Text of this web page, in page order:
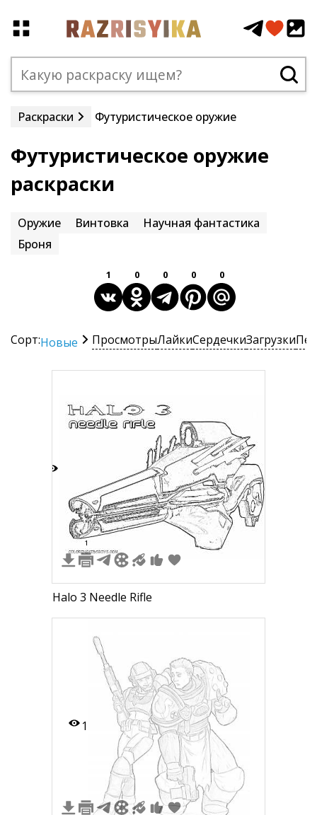
Раскраски Футуристическое оружие
Футуристическое оружие
раскраски
Оружие Винтовка
Научная фантастика
Броня
1 0 0 0 0
Сорт:Новые ПросмотрыЛайкиСердечкиЗагрузки
1
Halo 3 Needle Rifle
1